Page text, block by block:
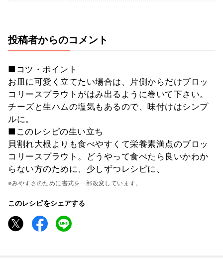
投稿者からのコメント
■コツ・ポイント
お皿に可愛く立てたい場合は、片側からだけブロッ
コリースプラウトがはみ出るように巻いて下さい。
チーズと生ハムの塩気もあるので、味付けはシンプ
ルに。
■このレシピの生い立ち
貝割れ大根よりも食べやすくて栄養素満点のブロッ
コリースプラウト。どうやって食べたら良いかわか
らない方のために、少しずつレシピに、
※みやすさのために書式を一部改変しています。
このレシピをシェアする